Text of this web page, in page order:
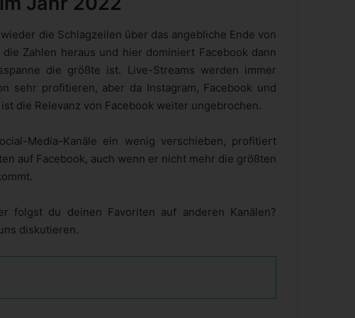
die Schlagzeilen über das angebliche Ende von
Zahlen heraus und hier dominiert Facebook dann
die größte ist. Live-Streams werden immer
sehr profitieren, aber da Instagram, Facebook und
die Relevanz von Facebook weiter ungebrochen.
Media-Kanäle ein wenig verschieben, profitiert
auf Facebook, auch wenn er nicht mehr die größten
folgst du deinen Favoriten auf anderen Kanälen?
diskutieren.